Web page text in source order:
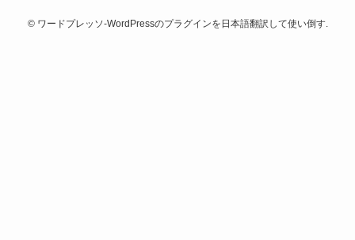
©ワードプレッソ-WordPressのプラグインを日本語翻訳して使い倒す.